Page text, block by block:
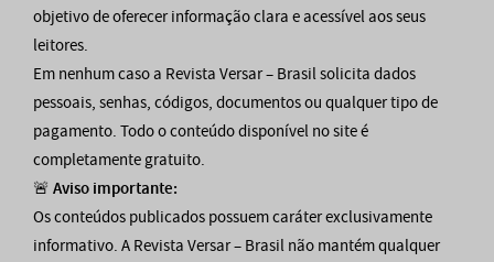
objetivo de oferecer informação clara e acessível aos seus
leitores.
Em nenhum caso a Revista Versar – Brasil solicita dados
pessoais, senhas, códigos, documentos ou qualquer tipo de
pagamento. Todo o conteúdo disponível no site é
completamente gratuito.
🚨 Aviso importante:
Os conteúdos publicados possuem caráter exclusivamente
informativo. A Revista Versar – Brasil não mantém qualquer